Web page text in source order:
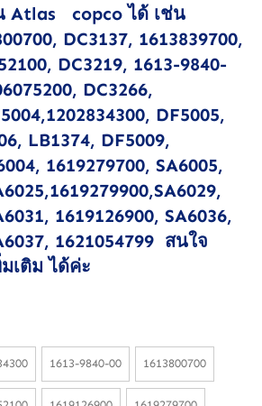
Atlas copco ได้ เช่น
DC3137, 1613839700,
DC3219, 1613-9840-
DC3266,
DF5005,
LB1374, DF5009,
1619279700, SA6005,
1619126900, SA6036,
1621054799 สนใจ
เติม ได้ค่ะ
1613-9840-00 1613800700